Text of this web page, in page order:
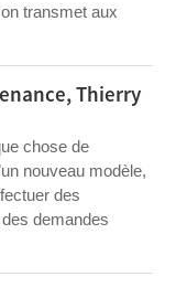
transmet aux
Thierry
chose de
nouveau modèle,
des
demandes